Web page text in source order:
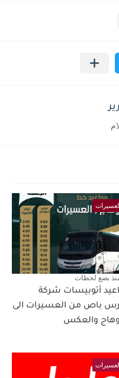
بضع لحظات
أتوبيسات شركة
باص من العسيرات الى
والعكس